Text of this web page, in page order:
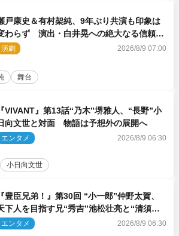
戸康史＆有村架純、9年ぶり共演も印象は
わらず 演出・白井晃への絶大なる信頼を
に舞台『キュー』に挑む
演劇 2026/8/9 07:00
舞台
『VIVANT』第13話“乃木”堺雅人、“長野”小
向文世と対面 物語は予想外の展開へ
エンタメ 2026/8/9 06:30
小日向文世
豊臣兄弟！』第30回 “小一郎”仲野太賀、
下人を目指す兄“秀吉”池松壮亮と“清須会
”へ
エンタメ 2026/8/9 06:30